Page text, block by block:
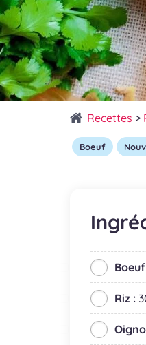
Recettes >
Boeuf
Riz :